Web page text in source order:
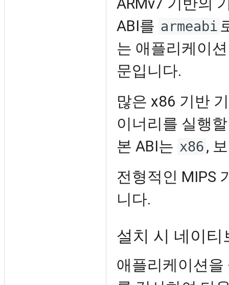
ARMv7 기반의
ABI를 armeabi
는 애플리케이
문입니다.
많은 x86 기반
이너리를 실행
본 ABI는 x86 ,
전형적인 MIPS
니다.
설치 시 네이
애플리케이션을